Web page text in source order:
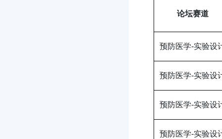
论坛赛道
预防医学-实验设
预防医学-实验设
预防医学-实验设
预防医学-实验设